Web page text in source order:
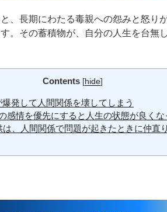
、長期にわたる毒親への怨みと怒り
。その蓄積物が、自分の人生を台無
Contents [hide]
発して人間関係を壊してしまう
感情を優先にすると人生の状態が良くな
は、人間関係で問題が起きたときに仲直